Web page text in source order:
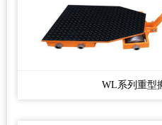
WL系列重型